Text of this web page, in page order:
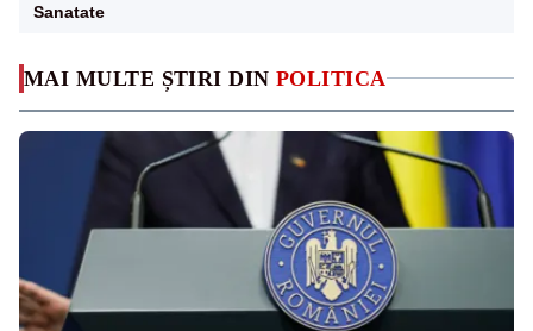
MAI MULTE ȘTIRI DIN POLITICA
Sanatate